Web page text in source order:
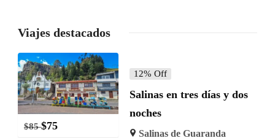
Viajes destacados
$85 $75
12% Off
Salinas en tres días y dos
noches
Salinas de Guaranda